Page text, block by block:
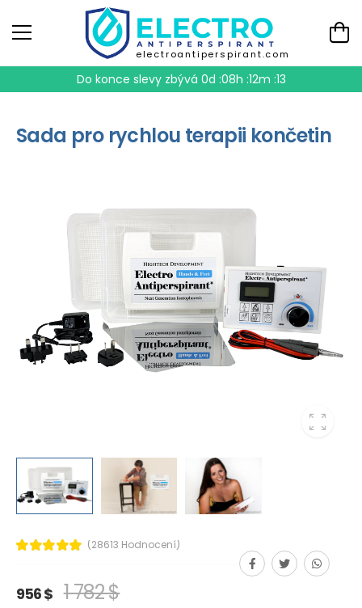
electroantiperspirant.com
Do konce slevy zbývá 0d :08h :12m :12
Sada pro rychlou terapii končetin
(28613 Hodnocení)
956 $ 1 782 $